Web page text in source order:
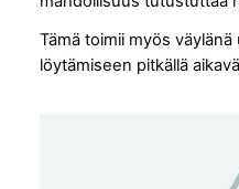
Tämä toimii myös
löytämiseen pitkällä